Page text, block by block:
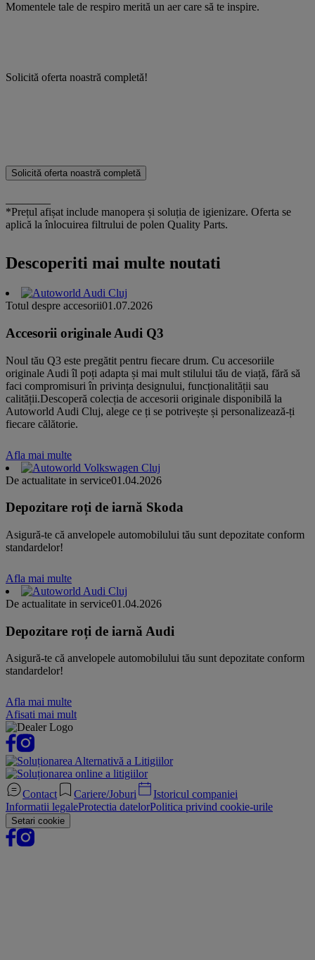
Momentele tale de respiro merită un aer care să te inspire.
Solicită oferta noastră completă!
Solicită oferta noastră completă
*Prețul afișat include manopera și soluția de igienizare. Oferta se
aplică la înlocuirea filtrului de polen Quality Parts.
Descoperiti mai multe noutati
Totul despre accesorii01.07.2026
Accesorii originale Audi Q3
Noul tău Q3 este pregătit pentru fiecare drum. Cu accesoriile
originale Audi îl poți adapta și mai mult stilului tău de viață, fără să
faci compromisuri în privința designului, funcționalității sau
calității.Descoperă colecția de accesorii originale disponibilă la
Autoworld Audi Cluj, alege ce ți se potrivește și personalizează-ți
fiecare călătorie.
Afla mai multe
De actualitate in service01.04.2026
Depozitare roți de iarnă Skoda
Asigură-te că anvelopele automobilului tău sunt depozitate conform
standardelor!
Afla mai multe
De actualitate in service01.04.2026
Depozitare roți de iarnă Audi
Asigură-te că anvelopele automobilului tău sunt depozitate conform
standardelor!
Afla mai multe
Afisati mai mult
Contact Cariere/Joburi
Istoricul companiei
Informatii legaleProtectia datelorPolitica privind cookie-urile
Setari cookie